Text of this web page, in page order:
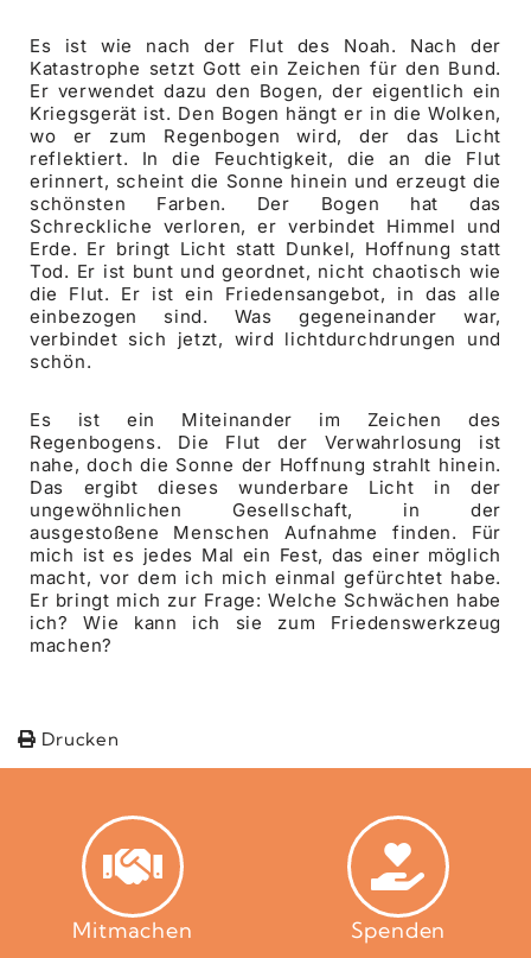
Es ist wie nach der Flut des Noah. Nach der
Katastrophe setzt Gott ein Zeichen für den Bund.
Er verwendet dazu den Bogen, der eigentlich ein
Kriegsgerät ist. Den Bogen hängt er in die Wolken,
wo er zum Regenbogen wird, der das Licht
reflektiert. In die Feuchtigkeit, die an die Flut
erinnert, scheint die Sonne hinein und erzeugt die
schönsten Farben. Der Bogen hat das
Schreckliche verloren, er verbindet Himmel und
Erde. Er bringt Licht statt Dunkel, Hoffnung statt
Tod. Er ist bunt und geordnet, nicht chaotisch wie
die Flut. Er ist ein Friedensangebot, in das alle
einbezogen sind. Was gegeneinander war,
verbindet sich jetzt, wird lichtdurchdrungen und
schön.
Es ist ein Miteinander im Zeichen des
Regenbogens. Die Flut der Verwahrlosung ist
nahe, doch die Sonne der Hoffnung strahlt hinein.
Das ergibt dieses wunderbare Licht in der
ungewöhnlichen Gesellschaft, in der
ausgestoßene Menschen Aufnahme finden. Für
mich ist es jedes Mal ein Fest, das einer möglich
macht, vor dem ich mich einmal gefürchtet habe.
Er bringt mich zur Frage: Welche Schwächen habe
ich? Wie kann ich sie zum Friedenswerkzeug
machen?
Drucken
Mitmachen Spenden